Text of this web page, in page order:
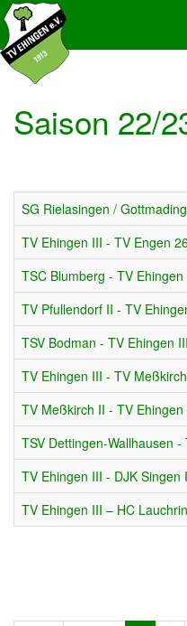
Saison 22/
SG Rielasingen /
TV Ehingen III - TV Engen
TSC Blumberg - TV
TV Pfullendorf II - TV
TSV Bodman - TV Ehingen
TV Ehingen III - TV
TV Meßkirch II - TV
TSV Dettingen-Wallhausen
TV Ehingen III - DJK Singen
TV Ehingen III – HC